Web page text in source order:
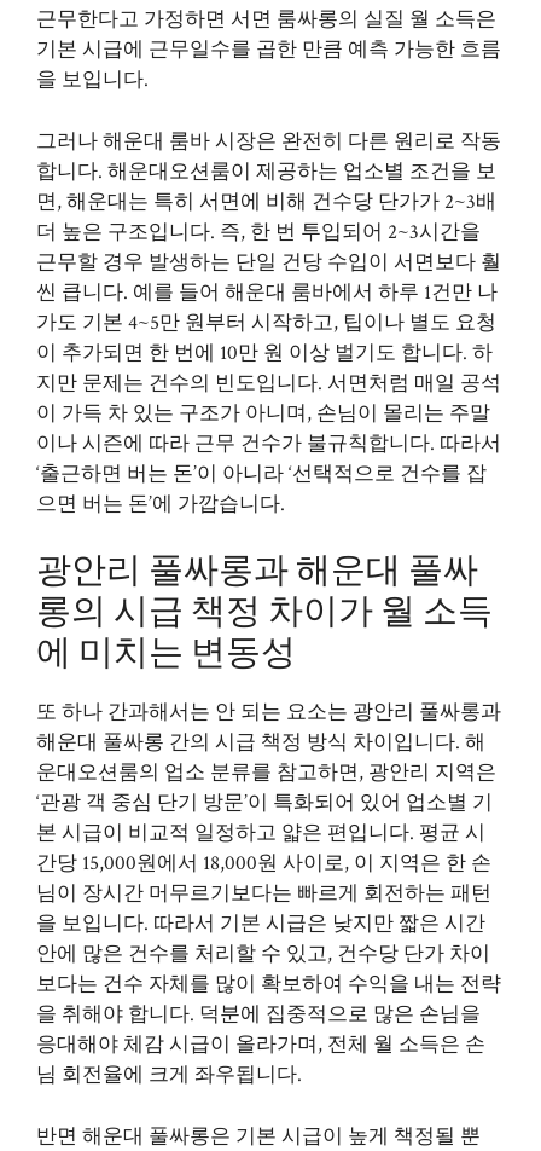
근무한다고 가정하면 서면 룸싸롱의 실질 월 소득은
기본 시급에 근무일수를 곱한 만큼 예측 가능한 흐름
을 보입니다.
그러나 해운대 룸바 시장은 완전히 다른 원리로 작동
합니다. 해운대오션룸이 제공하는 업소별 조건을 보
면, 해운대는 특히 서면에 비해 건수당 단가가 2~3배
더 높은 구조입니다. 즉, 한 번 투입되어 2~3시간을
근무할 경우 발생하는 단일 건당 수입이 서면보다 훨
씬 큽니다. 예를 들어 해운대 룸바에서 하루 1건만 나
가도 기본 4~5만 원부터 시작하고, 팁이나 별도 요청
이 추가되면 한 번에 10만 원 이상 벌기도 합니다. 하
지만 문제는 건수의 빈도입니다. 서면처럼 매일 공석
이 가득 차 있는 구조가 아니며, 손님이 몰리는 주말
이나 시즌에 따라 근무 건수가 불규칙합니다. 따라서
‘출근하면 버는 돈’이 아니라 ‘선택적으로 건수를 잡
으면 버는 돈’에 가깝습니다.
광안리 풀싸롱과 해운대 풀싸
롱의 시급 책정 차이가 월 소득
에 미치는 변동성
또 하나 간과해서는 안 되는 요소는 광안리 풀싸롱과
해운대 풀싸롱 간의 시급 책정 방식 차이입니다. 해
운대오션룸의 업소 분류를 참고하면, 광안리 지역은
‘관광 객 중심 단기 방문’이 특화되어 있어 업소별 기
본 시급이 비교적 일정하고 얇은 편입니다. 평균 시
간당 15,000원에서 18,000원 사이로, 이 지역은 한 손
님이 장시간 머무르기보다는 빠르게 회전하는 패턴
을 보입니다. 따라서 기본 시급은 낮지만 짧은 시간
안에 많은 건수를 처리할 수 있고, 건수당 단가 차이
보다는 건수 자체를 많이 확보하여 수익을 내는 전략
을 취해야 합니다. 덕분에 집중적으로 많은 손님을
응대해야 체감 시급이 올라가며, 전체 월 소득은 손
님 회전율에 크게 좌우됩니다.
반면 해운대 풀싸롱은 기본 시급이 높게 책정될 뿐